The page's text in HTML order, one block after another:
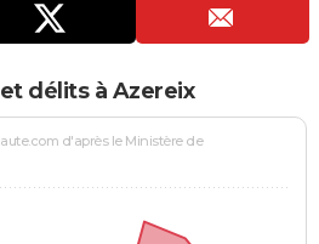
délits à Azereix
d'après le Ministère de